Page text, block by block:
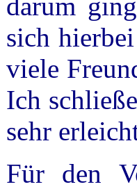
sich
viele
Ich
sehr
Für den